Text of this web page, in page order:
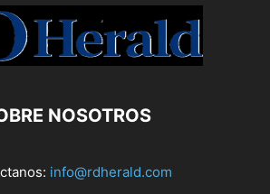
NOSOTROS
info@rdherald.com